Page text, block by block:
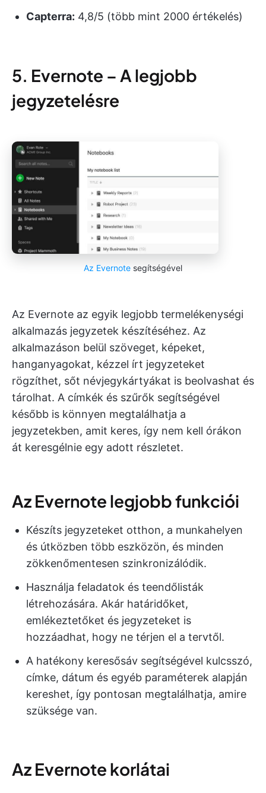
Capterra: 4,8/5 (több mint 2000 értékelés)
5. Evernote – A legjobb
jegyzetelésre
Az Evernote segítségével
Az Evernote az egyik legjobb termelékenységi
alkalmazás jegyzetek készítéséhez. Az
alkalmazáson belül szöveget, képeket,
hanganyagokat, kézzel írt jegyzeteket
rögzíthet, sőt névjegykártyákat is beolvashat és
tárolhat. A címkék és szűrők segítségével
később is könnyen megtalálhatja a
jegyzetekben, amit keres, így nem kell órákon
át keresgélnie egy adott részletet.
Az Evernote legjobb funkciói
Készíts jegyzeteket otthon, a munkahelyen
és útközben több eszközön, és minden
zökkenőmentesen szinkronizálódik.
Használja feladatok és teendőlisták
létrehozására. Akár határidőket,
emlékeztetőket és jegyzeteket is
hozzáadhat, hogy ne térjen el a tervtől.
A hatékony keresősáv segítségével kulcsszó,
címke, dátum és egyéb paraméterek alapján
kereshet, így pontosan megtalálhatja, amire
szüksége van.
Az Evernote korlátai